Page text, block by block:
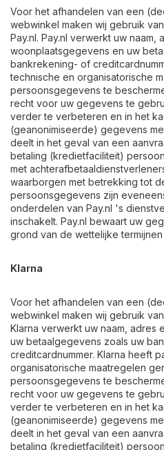
Voor het afhandelen van een
webwinkel maken wij gebruik
Pay.nl. Pay.nl verwerkt uw naam,
woonplaatsgegevens en uw
bankrekening- of
technische en organisatorische
persoonsgegevens te
recht voor uw gegevens te
verder te verbeteren en in het
(geanonimiseerde) gegevens
deelt in het geval van een
betaling (kredietfaciliteit)
met
waarborgen met betrekking tot
persoonsgegevens zijn
onderdelen van Pay.nl 's
inschakelt. Pay.nl bewaart uw
grond van de wettelijke
Klarna
Voor het afhandelen van een
webwinkel maken wij gebruik
Klarna verwerkt uw naam, adres
uw betaalgegevens zoals uw
creditcardnummer. Klarna heeft
organisatorische maatregelen
persoonsgegevens te
recht voor uw gegevens te
verder te verbeteren en in het
(geanonimiseerde) gegevens
deelt in het geval van een
betaling (kredietfaciliteit)